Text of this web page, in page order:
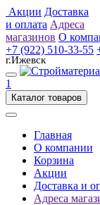
Акции Доставка
и оплата Адреса
магазинов О
+7 (922) 510-33-55
г.Ижевск
1
Каталог товаров
Главная
О компании
Корзина
Акции
Доставка и
Адреса